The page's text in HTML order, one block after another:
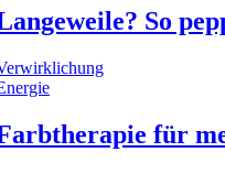
So
für